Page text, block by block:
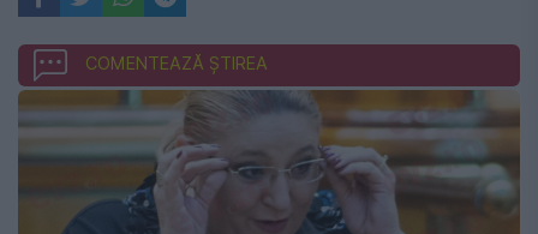
COMENTEAZĂ ȘTIREA